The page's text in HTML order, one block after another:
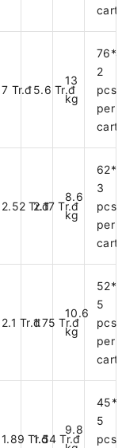
7 Tr.đ5.6 Tr.đ
13
kg
2
pcs
per
2.52 Tr.đ2.17 Tr.đ
8.6
kg
3
pcs
per
2.1 Tr.đ1.75 Tr.đ
10.6
kg
5
pcs
per
1.89 Tr.đ1.54 Tr.đ
9.8
5
pcs